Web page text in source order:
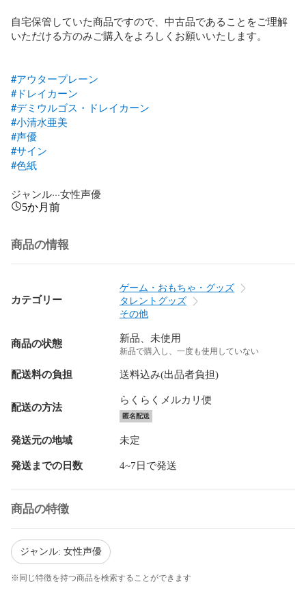
自宅保管していた商品ですので、中古品であることをご理解
いただける方のみご購入をよろしくお願いいたします。
#アウタープレーン
#ドレイカーン
#デミウルゴス・ドレイカーン
#小清水亜美
#声優
#サイン
#色紙
ジャンル···女性声優
5か月前
商品の情報
カテゴリー
ゲーム・おもちゃ・グッズ
タレントグッズ
その他
商品の状態 新品、未使用
新品で購入し、一度も使用していない
配送料の負担 送料込み(出品者負担)
配送の方法
らくらくメルカリ便
匿名配送
発送元の地域 未定
発送までの日数 4~7日で発送
商品の特徴
ジャンル: 女性声優
※同じ特徴を持つ商品を検索することができます